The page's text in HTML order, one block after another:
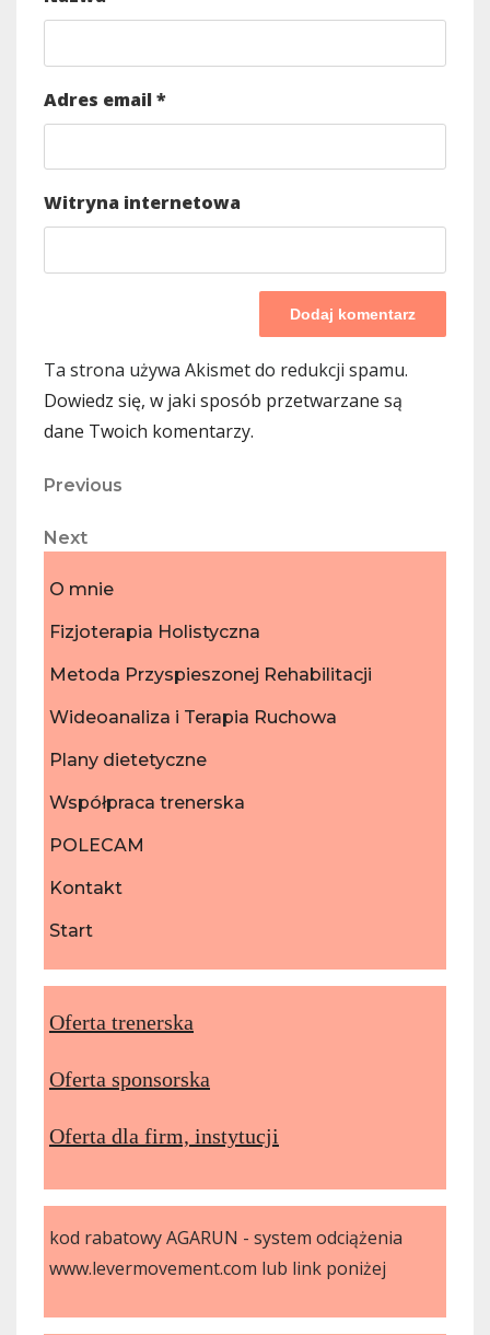
Adres email *
Witryna internetowa
Ta strona używa Akismet do redukcji spamu.
Dowiedz się, w jaki sposób przetwarzane są
dane Twoich komentarzy.
Nawigacja
wpisu
Previous
Previous
Next
Next
O mnie
Fizjoterapia Holistyczna
Metoda Przyspieszonej Rehabilitacji
Wideoanaliza i Terapia Ruchowa
Plany dietetyczne
Współpraca trenerska
POLECAM
Kontakt
Start
Oferta trenerska
Oferta sponsorska
Oferta dla firm, instytucji
kod rabatowy AGARUN - system odciążenia
www.levermovement.com lub link poniżej